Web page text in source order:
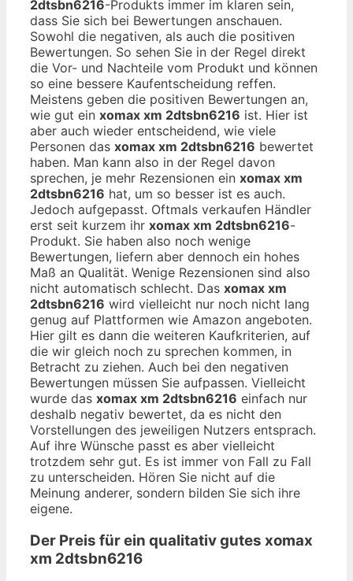
2dtsbn6216-Produkts immer im klaren sein,
dass Sie sich bei Bewertungen anschauen.
Sowohl die negativen, als auch die positiven
Bewertungen. So sehen Sie in der Regel direkt
die Vor- und Nachteile vom Produkt und können
so eine bessere Kaufentscheidung reffen.
Meistens geben die positiven Bewertungen an,
wie gut ein xomax xm 2dtsbn6216 ist. Hier ist
aber auch wieder entscheidend, wie viele
Personen das xomax xm 2dtsbn6216 bewertet
haben. Man kann also in der Regel davon
sprechen, je mehr Rezensionen ein xomax xm
2dtsbn6216 hat, um so besser ist es auch.
Jedoch aufgepasst. Oftmals verkaufen Händler
erst seit kurzem ihr xomax xm 2dtsbn6216-
Produkt. Sie haben also noch wenige
Bewertungen, liefern aber dennoch ein hohes
Maß an Qualität. Wenige Rezensionen sind also
nicht automatisch schlecht. Das xomax xm
2dtsbn6216 wird vielleicht nur noch nicht lang
genug auf Plattformen wie Amazon angeboten.
Hier gilt es dann die weiteren Kaufkriterien, auf
die wir gleich noch zu sprechen kommen, in
Betracht zu ziehen. Auch bei den negativen
Bewertungen müssen Sie aufpassen. Vielleicht
wurde das xomax xm 2dtsbn6216 einfach nur
deshalb negativ bewertet, da es nicht den
Vorstellungen des jeweiligen Nutzers entsprach.
Auf ihre Wünsche passt es aber vielleicht
trotzdem sehr gut. Es ist immer von Fall zu Fall
zu unterscheiden. Hören Sie nicht auf die
Meinung anderer, sondern bilden Sie sich ihre
eigene.
Der Preis für ein qualitativ gutes xomax
xm 2dtsbn6216